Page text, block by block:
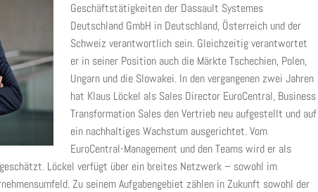
Geschäftstätigkeiten der Dassault Systemes
Deutschland GmbH in Deutschland, Österreich und der
Schweiz verantwortlich sein. Gleichzeitig verantwortet
er in seiner Position auch die Märkte Tschechien, Polen,
Ungarn und die Slowakei. In den vergangenen zwei Jahren
hat Klaus Löckel als Sales Director EuroCentral, Business
Transformation Sales den Vertrieb neu aufgestellt und auf
ein nachhaltiges Wachstum ausgerichtet. Vom
EuroCentral-Management und den Teams wird er als
Löckel verfügt über ein breites Netzwerk – sowohl im
Zu seinem Aufgabengebiet zählen in Zukunft sowohl der